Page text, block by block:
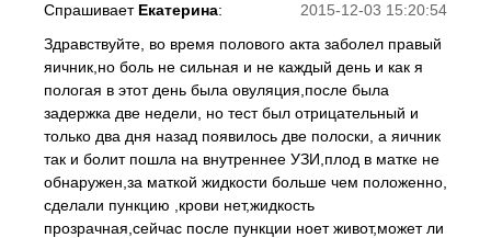
2015-12-03 15:20:54
Спрашивает Екатерина:
Здравствуйте, во время полового акта заболел правый
яичник,но боль не сильная и не каждый день и как я
пологая в этот день была овуляция,после была
задержка две недели, но тест был отрицательный и
только два дня назад появилось две полоски, а яичник
так и болит пошла на внутреннее УЗИ,плод в матке не
обнаружен,за маткой жидкости больше чем положенно,
сделали пункцию ,крови нет,жидкость
прозрачная,сейчас после пункции ноет живот,может ли